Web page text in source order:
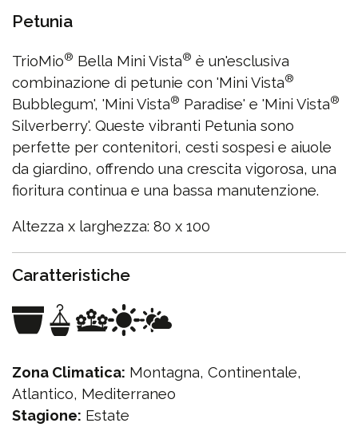
Petunia
TrioMio® Bella Mini Vista® è un'esclusiva
combinazione di petunie con 'Mini Vista®
Bubblegum', 'Mini Vista® Paradise' e 'Mini Vista®
Silverberry'. Queste vibranti Petunia sono
perfette per contenitori, cesti sospesi e aiuole
da giardino, offrendo una crescita vigorosa, una
fioritura continua e una bassa manutenzione.
Altezza x larghezza: 80 x 100
Caratteristiche
Zona Climatica: Montagna, Continentale,
Atlantico, Mediterraneo
Stagione: Estate